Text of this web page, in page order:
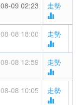
08-09 02:23 走勢
08-08 18:00 走勢
08-08 12:59 走勢
08-08 10:05 走勢